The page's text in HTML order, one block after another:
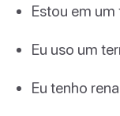
Estou em
Eu uso um
Eu tenho